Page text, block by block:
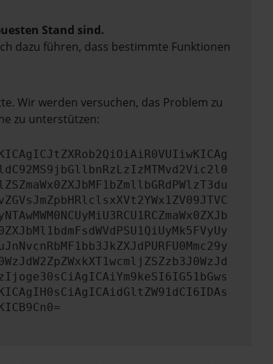
Stand sind.
dazu führen, dass bestimmte Funktionen
Wir werden versuchen, das Problem zu
zu unterstützen: